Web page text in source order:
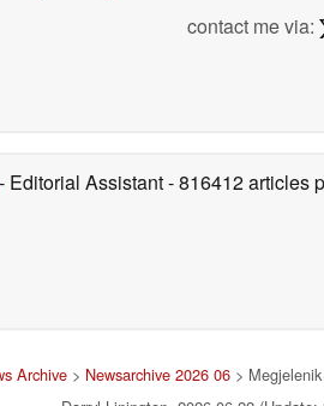
contact me via:
- Editorial Assistant- 816412 articles
Archive> Newsarchive 2026 06> Megjelenik